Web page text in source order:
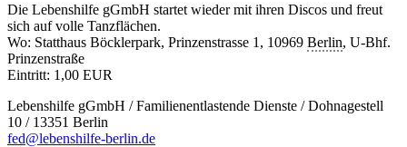
Statthaus
Böcklerpark
Die Lebenshilfe gGmbH startet wieder mit ihren Discos und freut
sich auf volle Tanzflächen.
Wo: Statthaus Böcklerpark, Prinzenstrasse 1, 10969 Berlin, U-Bhf.
Prinzenstraße
Eintritt: 1,00 EUR
Lebenshilfe gGmbH / Familienentlastende Dienste / Dohnagestell
10 / 13351 Berlin
fed@lebenshilfe-berlin.de